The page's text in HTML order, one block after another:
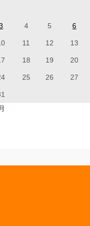
4 5 6
11 12 13
18 19 20
25 26 27